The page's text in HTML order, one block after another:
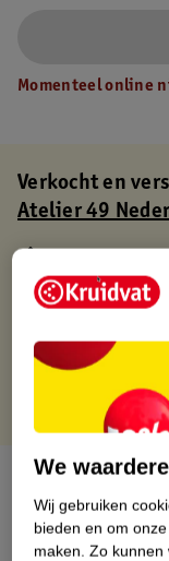
Momenteel online
Verkocht en
Atelier 49
Gratis
Gratis
Over dit
We
Wij gebruiken
bieden en om
maken. Zo kunnen